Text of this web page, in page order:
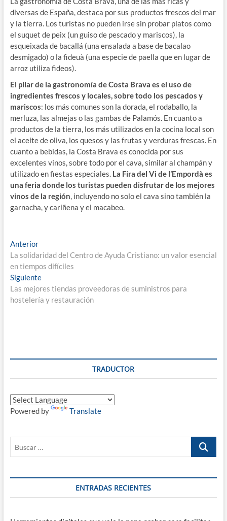
diversas de España, destaca por sus productos frescos del mar
y la tierra. Los turistas no pueden irse sin probar platos como
el suquet de peix (un guiso de pescado y mariscos), la
esqueixada de bacallá (una ensalada a base de bacalao
desmigado) o la fideuà (una especie de paella que en lugar de
arroz utiliza fideos).
El pilar de la gastronomía de Costa Brava es el uso de
ingredientes frescos y locales, sobre todo los pescados y
mariscos: los más comunes son la dorada, el rodaballo, la
merluza, las almejas o las gambas de Palamós. En cuanto a
productos de la tierra, los más utilizados en la cocina local son
el aceite de oliva, los quesos y las frutas y verduras frescas. En
cuanto a bebidas, la Costa Brava es conocida por sus
excelentes vinos, sobre todo por el cava, similar al champán y
utilizado en fiestas especiales. La Fira del Vi de l’Empordà es
una feria donde los turistas pueden disfrutar de los mejores
vinos de la región, incluyendo no solo el cava sino también la
garnacha, y cariñena y el macabeo.
Navegación
de
entradas
AnteriorEntrada
anterior:
La solidaridad del Centro de Ayuda Cristiano: un valor esencial
en tiempos difíciles
SiguienteEntrada
siguiente:
Las mejores tiendas proveedoras de suministros para
hostelería y restauración
TRADUCTOR
Powered by Translate
Buscar
ENTRADAS RECIENTES